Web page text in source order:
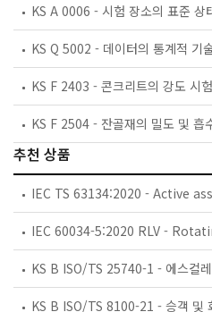
KS A 0006 - 시험 장소의 표준 상
KS Q 5002 - 데이터의 통계적 기
KS F 2403 - 콘크리트의 강도 시
KS F 2504 - 잔골재의 밀도 및 흡
추천 상품